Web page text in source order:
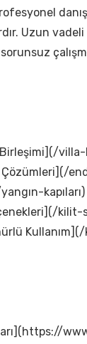
Uzun vadeli
Birleşimi](/
kapıları)
kilit-
Kullanım](/